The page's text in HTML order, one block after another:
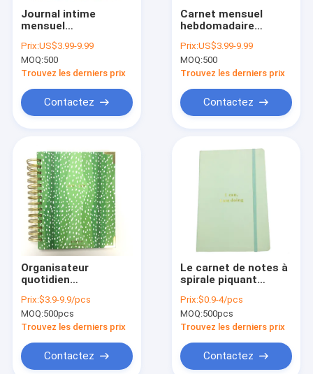
Journal intime
mensuel
quotidien du
planificateur 100GSM
de carnet de papier
Greyboard 7,5
pouces X 9 pouces
Prix:US$3.99-9.99
MOQ:500
Trouvez les derniers prix
Contactez
Carnet mensuel
hebdomadaire
impression fait sur
commande 8 X
9.5inch de
budget de 2022
CMYK
Prix:US$3.99-9.99
MOQ:500
Trouvez les derniers prix
Contactez
Organisateur
quotidien
papier en spirale noir
Printing Hardcover
de planificateur du
A5
Prix:$3.9-9.9/pcs
MOQ:500pcs
Trouvez les derniers prix
Contactez
Le carnet de notes à
spirale piquant
épais attaché
classent Matt
Lamination
Prix:$0.9-4/pcs
MOQ:500pcs
Trouvez les derniers prix
Contactez